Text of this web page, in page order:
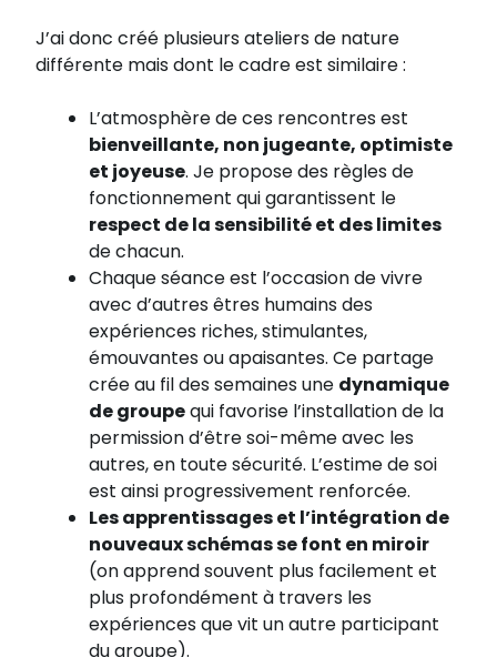
J’ai donc créé plusieurs ateliers de nature
différente mais dont le cadre est similaire :
L’atmosphère de ces rencontres est
bienveillante, non jugeante, optimiste
et joyeuse. Je propose des règles de
fonctionnement qui garantissent le
respect de la sensibilité et des limites
de chacun.
Chaque séance est l’occasion de vivre
avec d’autres êtres humains des
expériences riches, stimulantes,
émouvantes ou apaisantes. Ce partage
crée au fil des semaines une dynamique
de groupequi favorise l’installation de la
permission d’être soi-même avec les
autres, en toute sécurité. L’estime de soi
est ainsi progressivement renforcée.
Les apprentissages et l’intégration de
nouveaux schémas se font en miroir
(on apprend souvent plus facilement et
plus profondément à travers les
expériences que vit un autre participant
du groupe).